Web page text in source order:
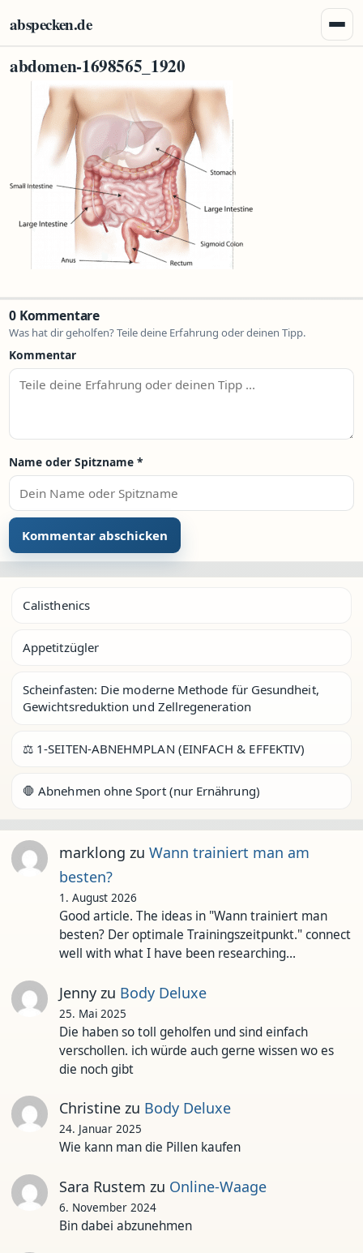
abspecken.de
abdomen-1698565_1920
0 Kommentare
Was hat dir geholfen? Teile deine Erfahrung oder deinen Tipp.
Kommentar
Name oder Spitzname *
Calisthenics
Appetitzügler
Scheinfasten: Die moderne Methode für Gesundheit,
Gewichtsreduktion und Zellregeneration
⚖️ 1-SEITEN-ABNEHMPLAN (EINFACH & EFFEKTIV)
🛑 Abnehmen ohne Sport (nur Ernährung)
marklong zu Wann trainiert man am
besten?
1. August 2026
Good article. The ideas in "Wann trainiert man
besten? Der optimale Trainingszeitpunkt." connect
well with what I have been researching…
Jennyzu Body Deluxe
25. Mai 2025
Die haben so toll geholfen und sind einfach
verschollen. ich würde auch gerne wissen wo es
die noch gibt
Christinezu Body Deluxe
24. Januar 2025
Wie kann man die Pillen kaufen
Sara Rustem zu Online-Waage
6. November 2024
Bin dabei abzunehmen